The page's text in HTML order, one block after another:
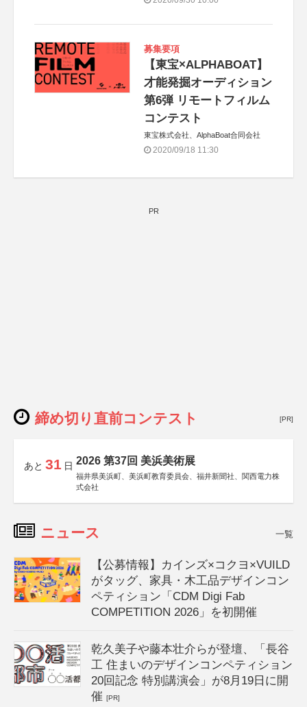
募集要項
【東宝×ALPHABOAT】
才能発掘オーディション
第6弾 リモートフィルム
コンテスト
東宝株式会社、AlphaBoat合同会社
2020/09/18 11:30
PR
締め切り直前コンテスト [PR]
あと 31 日 2026 第37回 美浜美術展
福井県美浜町、美浜町教育委員会、福井新聞社、関西電力株
式会社
ニュース 一覧
【公募情報】カインズ×コクヨ×VUILD
がタッグ、家具・木工品デザインコン
ペティション「CDM Digi Fab
COMPETITION 2026」を初開催
乾久美子や藤本壮介らが登壇、「長谷
工 住まいのデザインコンペティション
20回記念 特別講演会」が8月19日に開
催[PR]